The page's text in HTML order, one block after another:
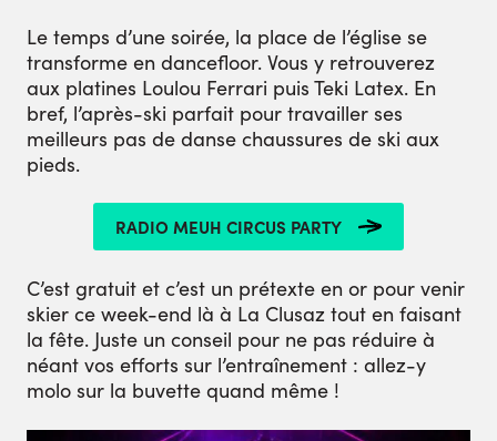
Le temps d’une soirée, la place de l’église se
transforme en dancefloor. Vous y retrouverez
aux platines Loulou Ferrari puis Teki Latex. En
bref, l’après-ski parfait pour travailler ses
meilleurs pas de danse chaussures de ski aux
pieds.
RADIO MEUH CIRCUS PARTY
C’est gratuit et c’est un prétexte en or pour venir
skier ce week-end là à La Clusaz tout en faisant
la fête. Juste un conseil pour ne pas réduire à
néant vos efforts sur l’entraînement : allez-y
molo sur la buvette quand même !